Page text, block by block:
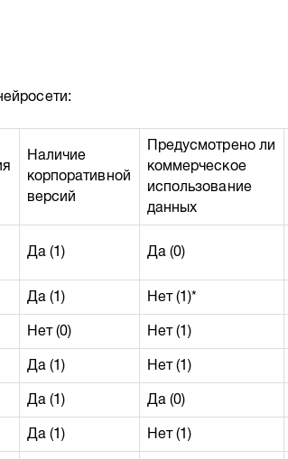
Наличие
корпоративной
версий
Предусмотрено ли
коммерческое
использование
данных
Да (1) Да (0)
Да (1) Нет (1)*
Нет (0) Нет (1)
Да (1) Нет (1)
Да (1) Да (0)
Да (1) Нет (1)